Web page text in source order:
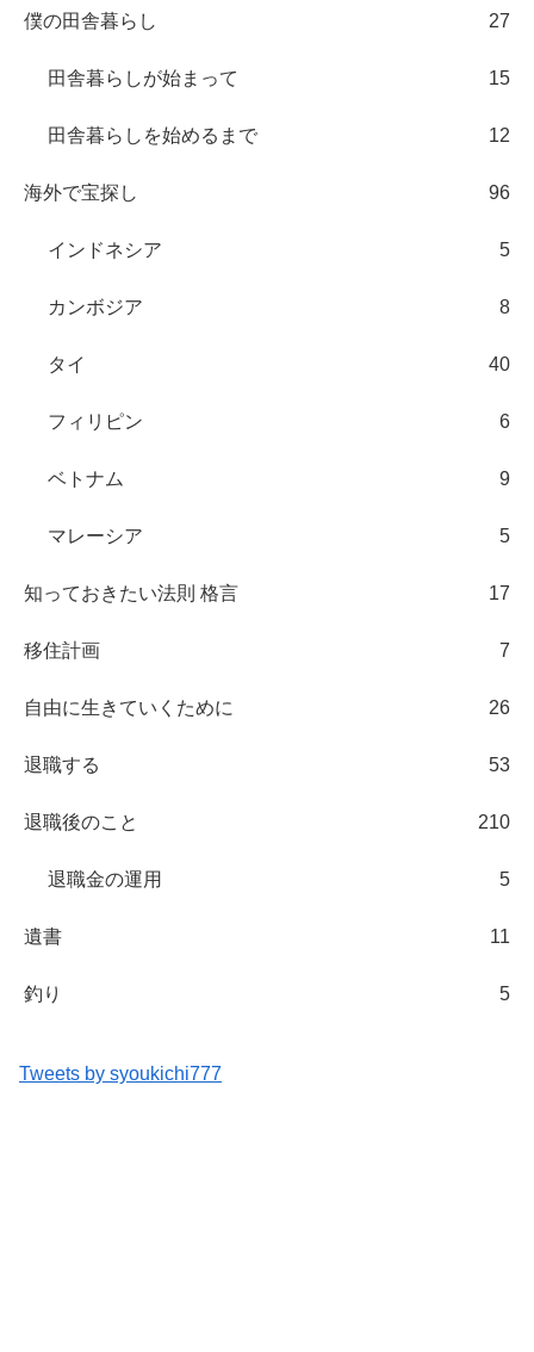
僕の田舎暮らし 27
田舎暮らしが始まって 15
田舎暮らしを始めるまで 12
海外で宝探し 96
インドネシア 5
カンボジア 8
タイ 40
フィリピン 6
ベトナム 9
マレーシア 5
知っておきたい法則 格言 17
移住計画 7
自由に生きていくために 26
退職する 53
退職後のこと 210
退職金の運用 5
遺書 11
釣り 5
Tweets by syoukichi777